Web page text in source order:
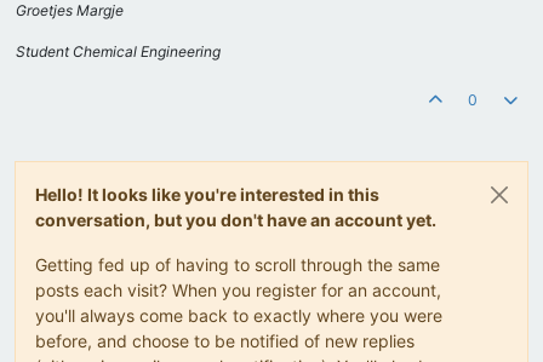
Groetjes Margje
Student Chemical Engineering
0
Hello! It looks like you're interested in this
conversation, but you don't have an account yet.
Getting fed up of having to scroll through the same
posts each visit? When you register for an account,
you'll always come back to exactly where you were
before, and choose to be notified of new replies